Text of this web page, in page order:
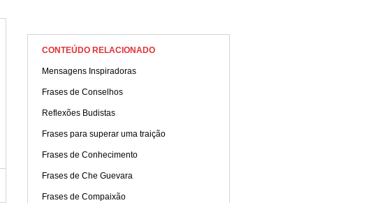
CONTEÚDO RELACIONADO
Mensagens Inspiradoras
Frases de Conselhos
Reflexões Budistas
Frases para superar uma traição
Frases de Conhecimento
Frases de Che Guevara
Frases de Compaixão